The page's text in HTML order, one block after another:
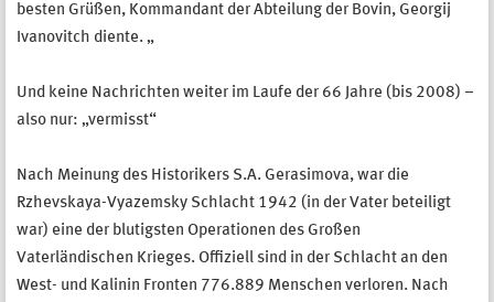
besten Grüßen, Kommandant der Abteilung der Bovin, Georgij
Ivanovitch diente. „
Und keine Nachrichten weiter im Laufe der 66 Jahre (bis 2008) –
also nur: „vermisst“
Nach Meinung des Historikers S.A. Gerasimova, war die
Rzhevskaya-Vyazemsky Schlacht 1942 (in der Vater beteiligt
war) eine der blutigsten Operationen des Großen
Vaterländischen Krieges. Offiziell sind in der Schlacht an den
West- und Kalinin Fronten 776.889 Menschen verloren. Nach